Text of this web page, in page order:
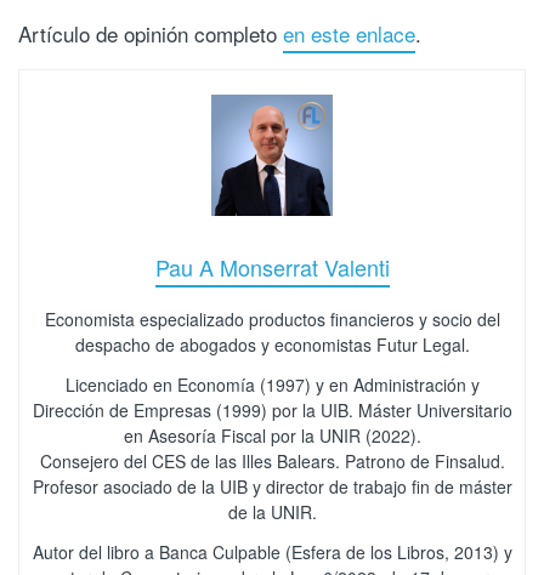
Artículo de opinión completo en este enlace.
Pau A Monserrat Valenti
Economista especializado productos financieros y socio del
despacho de abogados y economistas Futur Legal.
Licenciado en Economía (1997) y en Administración y
Dirección de Empresas (1999) por la UIB. Máster Universitario
en Asesoría Fiscal por la UNIR (2022).
Consejero del CES de las Illes Balears. Patrono de Finsalud.
Profesor asociado de la UIB y director de trabajo fin de máster
de la UNIR.
Autor del libro a Banca Culpable (Esfera de los Libros, 2013) y